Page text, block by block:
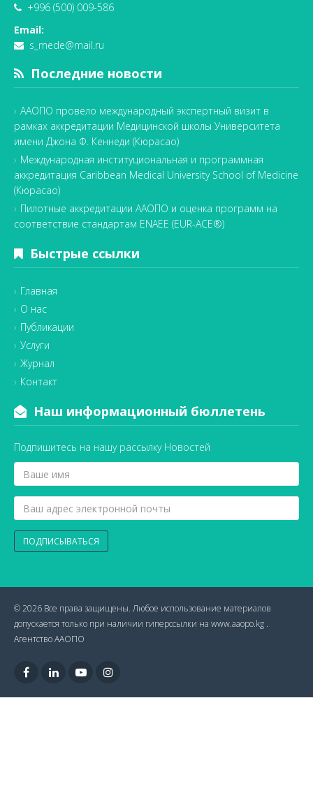
+996 (500) 009-586
Email:
s_mede@mail.ru
Последние новости
ААОПО провело международный экспертный визит в
рамках аккредитации Медицинской школы Университета
имени Джона Ф. Кеннеди (Кюрасао)
Международная институциональная и программная
аккредитация Caribbean Medical University School of Medicine
(Кюрасао)
Пилотные аккредитации ААОПО и оценка программ на
соответствие стандартам ENAEE (EUR-ACE®)
Быстрые ссылки
Главная
О нас
Публикации
Услуги
Журнал
Контакт
Наш информационный бюллетень
Подпишитесь на нашу рассылку Новостей
ПОДПИСЫВАТЬСЯ
© 2026 Все права защищены. Любое использование материалов
допускается только при наличии гиперссылки на www.aaopo.kg .
Агентство ААОПО